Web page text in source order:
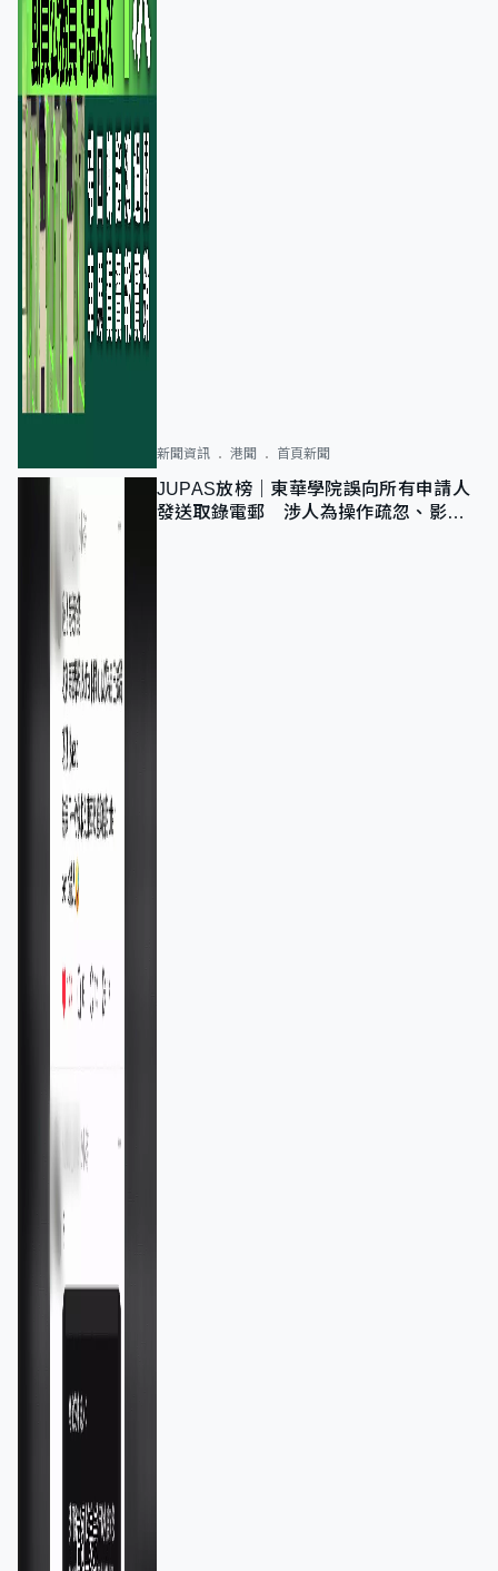
新聞資訊 港聞 首頁新聞
JUPAS放榜｜東華學院誤向所有申請人
發送取錄電郵 涉人為操作疏忽、影響